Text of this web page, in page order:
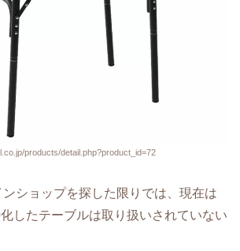
products/detail.php?product_id=72
ショップを探した限りでは、現在は
したテーブルは取り扱いされていない